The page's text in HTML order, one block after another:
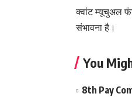
क्वांट म्यूचुअल
संभावना है।
You
8th Pay